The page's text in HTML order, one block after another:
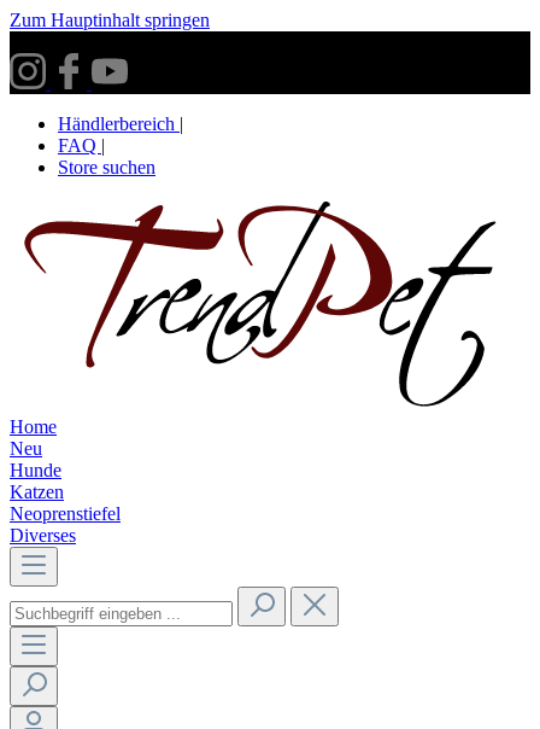
Zum Hauptinhalt springen
Händlerbereich |
FAQ |
Store suchen
Home
Neu
Hunde
Katzen
Neoprenstiefel
Diverses